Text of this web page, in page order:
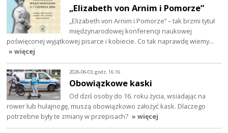
„Elizabeth von Arnim i Pomorze”
„Elizabeth von Arnim i Pomorze” – tak brzmi tytuł
międzynarodowej konferencji naukowej
poświęconej wyjątkowej pisarce i kobiecie. Co tak naprawdę wiemy…
» więcej
2026-06-03, godz. 16:16
Obowiązkowe kaski
Od dziś osoby do 16. roku życia, wsiadając na
rower lub hulajnogę, muszą obowiązkowo założyć kask. Dlaczego
potrzebne były te zmiany w przepisach? » więcej